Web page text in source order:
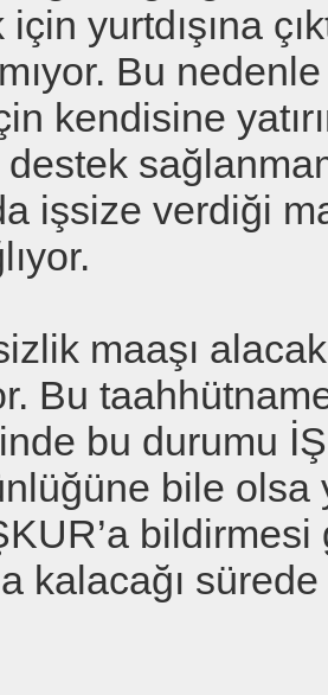
yurtdışına
Bu
kendisine
işsize verdiği
maaşı
Bu
bu durumu
bile olsa
kalacağı